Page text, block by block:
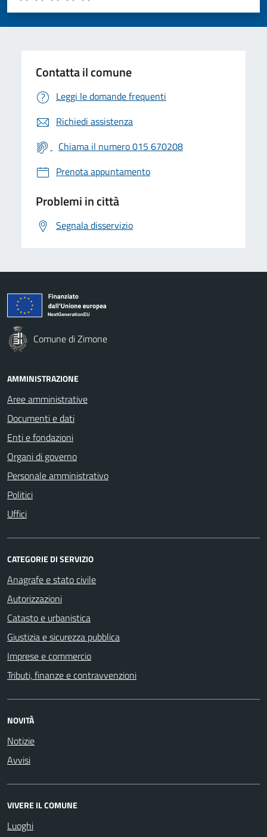
Valuta 5 stelle su 5
Valuta 4 stelle su 5
Valuta 3 stelle su 5
Valuta 2 stelle su 5
Valuta 1 stelle su 5
Contatta il comune
Leggi le domande frequenti
Richiedi assistenza
Chiama il numero 015 670208
Prenota appuntamento
Problemi in città
Segnala disservizio
Comune di Zimone
AMMINISTRAZIONE
Aree amministrative
Documenti e dati
Enti e fondazioni
Organi di governo
Personale amministrativo
Politici
Uffici
CATEGORIE DI SERVIZIO
Anagrafe e stato civile
Autorizzazioni
Catasto e urbanistica
Giustizia e sicurezza pubblica
Imprese e commercio
Tributi, finanze e contravvenzioni
NOVITÀ
Notizie
Avvisi
VIVERE IL COMUNE
Luoghi